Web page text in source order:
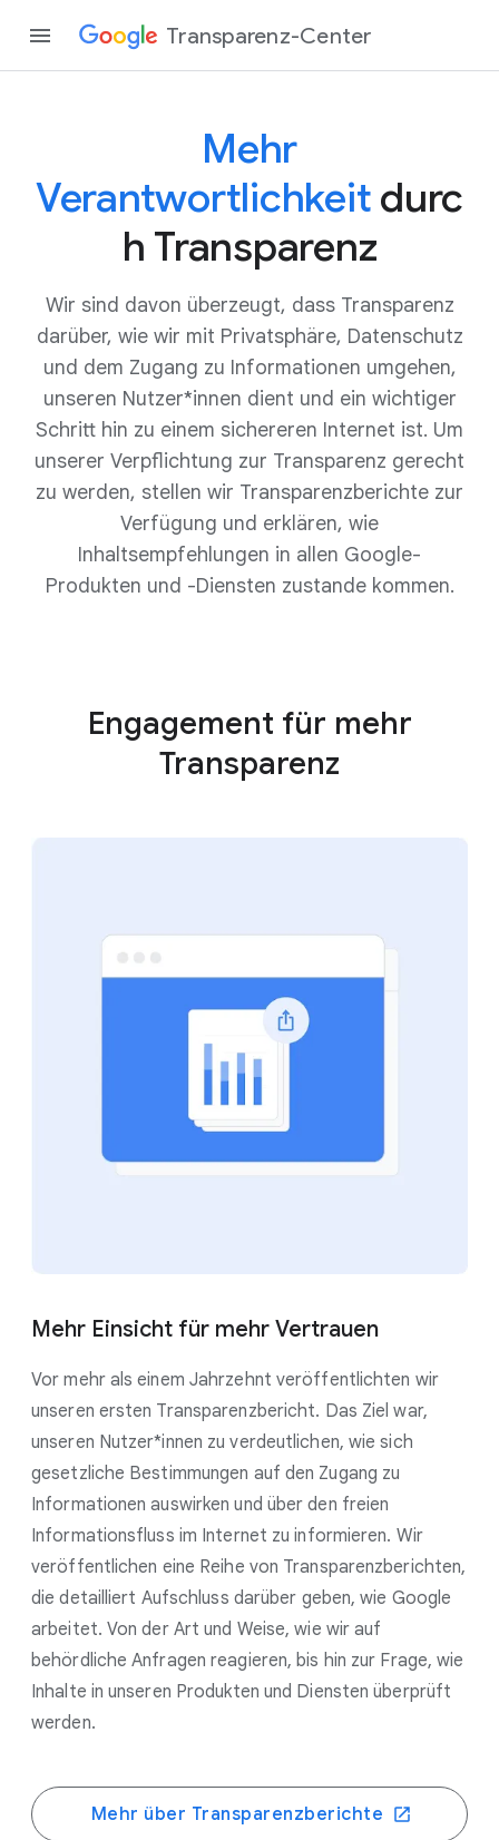
Transparenz-Center
Mehr
Verantwortlichkeit durc
h Transparenz
Wir sind davon überzeugt, dass Transparenz
darüber, wie wir mit Privatsphäre, Datenschutz
und dem Zugang zu Informationen umgehen,
unseren Nutzer*innen dient und ein wichtiger
Schritt hin zu einem sichereren Internet ist. Um
unserer Verpflichtung zur Transparenz gerecht
zu werden, stellen wir Transparenzberichte zur
Verfügung und erklären, wie
Inhaltsempfehlungen in allen Google-
Produkten und -Diensten zustande kommen.
Engagement für mehr
Transparenz
Mehr Einsicht für mehr Vertrauen
Vor mehr als einem Jahrzehnt veröffentlichten wir
unseren ersten Transparenzbericht. Das Ziel war,
unseren Nutzer*innen zu verdeutlichen, wie sich
gesetzliche Bestimmungen auf den Zugang zu
Informationen auswirken und über den freien
Informationsfluss im Internet zu informieren. Wir
veröffentlichen eine Reihe von Transparenzberichten,
die detailliert Aufschluss darüber geben, wie Google
arbeitet. Von der Art und Weise, wie wir auf
behördliche Anfragen reagieren, bis hin zur Frage, wie
Inhalte in unseren Produkten und Diensten überprüft
werden.
Mehr über Transparenzberichte